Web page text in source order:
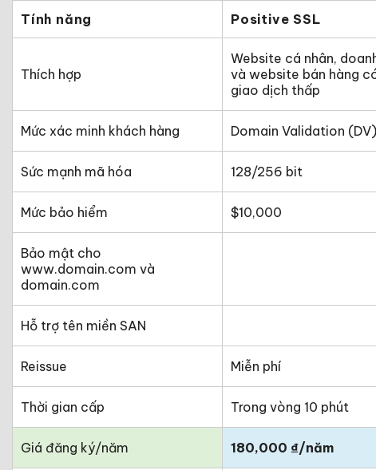
Tính năng Positive SSL
Thích hợp
Website cá nhân,
và website bán hàng
giao dịch thấp
Mức xác minh khách hàng Domain Validation (DV)
Sức mạnh mã hóa 128/256 bit
Mức bảo hiểm $10,000
Bảo mật cho
www.domain.com và
domain.com
Hỗ trợ tên miền SAN
Reissue Miễn phí
Thời gian cấp Trong vòng 10 phút
Giá đăng ký/năm 180,000 ₫/năm